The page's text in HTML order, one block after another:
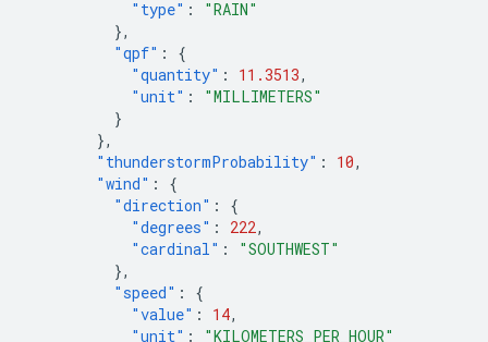
"type" :
"RAIN"
},
"qpf" :
{
"quantity" : 11.3513,
"unit" :
"MILLIMETERS"
}
},
"thunderstormProbability" : 10,
"wind" :
{
"direction" :
{
"degrees" : 222,
"cardinal" :
"SOUTHWEST"
},
"speed" :
{
"value" : 14,
"unit" :
"KILOMETERS_PER_HOUR"